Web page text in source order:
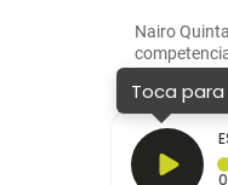
Nairo
Toca